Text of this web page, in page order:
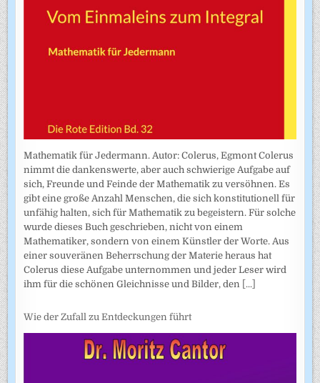
Mathematik für Jedermann. Autor: Colerus, Egmont Colerus
nimmt die dankenswerte, aber auch schwierige Aufgabe auf
sich, Freunde und Feinde der Mathematik zu versöhnen. Es
gibt eine große Anzahl Menschen, die sich konstitutionell für
unfähig halten, sich für Mathematik zu begeistern. Für solche
wurde dieses Buch geschrieben, nicht von einem
Mathematiker, sondern von einem Künstler der Worte. Aus
einer souveränen Beherrschung der Materie heraus hat
Colerus diese Aufgabe unternommen und jeder Leser wird
ihm für die schönen Gleichnisse und Bilder, den [...]
Wie der Zufall zu Entdeckungen führt